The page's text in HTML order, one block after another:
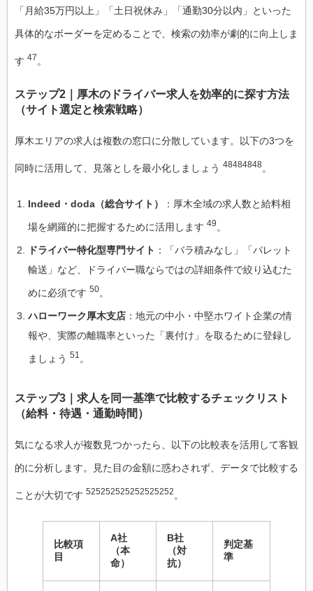
「月給35万円以上」「土日祝休み」「通勤30分以内」といった
具体的なボーダーを定めることで、検索の効率が劇的に向上しま
す 47 。
ステップ2｜厚木のドライバー求人を効率的に探す方法
（サイト選定と検索戦略）
厚木エリアの求人は複数の窓口に分散しています。以下の3つを
同時に活用して、見落としを最小化しましょう 48484848。
Indeed・doda（総合サイト） ：厚木全域の求人数と給料相
場を網羅的に把握するために活用します 49 。
ドライバー特化型専門サイト ：「バラ積みなし」「パレット
輸送」など、ドライバー職ならではの詳細条件で絞り込むた
めに必須です 50。
ハローワーク厚木支店 ：地元の中小・中堅ホワイト企業の情
報や、実際の離職率といった「裏付け」を取るために登録し
ましょう 51 。
ステップ3｜求人を同一基準で比較するチェックリスト
（給料・待遇・通勤時間）
気になる求人が複数見つかったら、以下の比較表を活用して客観
的に分析します。見た目の金額に惑わされず、データで比較する
ことが大切です 525252525252525252 。
比較項
目
A社
（本
命）
B社
（対
抗）
判定基
準